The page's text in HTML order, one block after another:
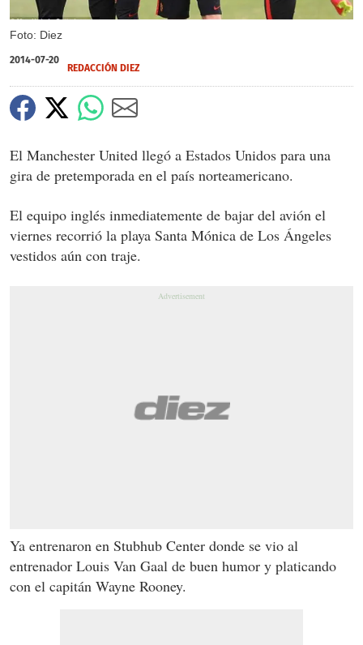
Foto: Diez
2014-07-20
REDACCIÓN DIEZ
El Manchester United llegó a Estados Unidos para una
gira de pretemporada en el país norteamericano.
El equipo inglés inmediatemente de bajar del avión el
viernes recorrió la playa Santa Mónica de Los Ángeles
vestidos aún con traje.
Ya entrenaron en Stubhub Center donde se vio al
entrenador Louis Van Gaal de buen humor y platicando
con el capitán Wayne Rooney.